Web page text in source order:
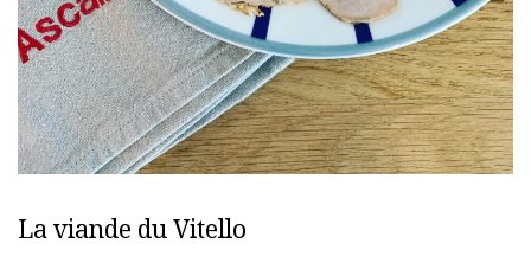
La viande du Vitello